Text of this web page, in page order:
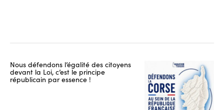
Nous défendons l’égalité des citoyens
devant la Loi, c’est le principe
républicain par essence !